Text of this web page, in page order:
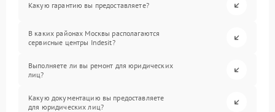
Какую гарантию вы предоставляете?
В каких районах Москвы располагаются
сервисные центры Indesit?
Выполняете ли вы ремонт для юридических
лиц?
Какую документацию вы предоставляете
для юридических лиц?